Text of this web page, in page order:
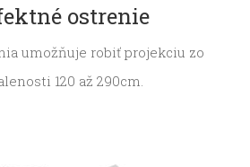
ostrenie
umožňuje robiť projekciu zo
120 až 290cm.